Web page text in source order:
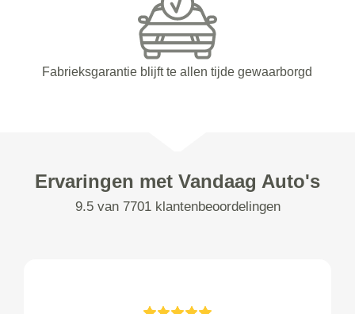
Fabrieksgarantie blijft te allen tijde gewaarborgd
Ervaringen met Vandaag Auto's
9.5 van 7701 klantenbeoordelingen